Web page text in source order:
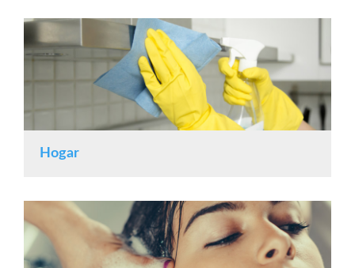
Hogar